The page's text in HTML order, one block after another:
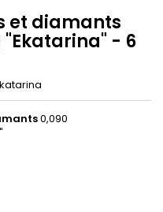
et diamants
- 6
0,090